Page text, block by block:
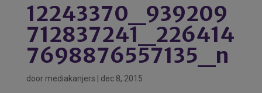
12243370_939209
712837241_226414
7698876557135_n
door mediakanjers dec 8, 2015